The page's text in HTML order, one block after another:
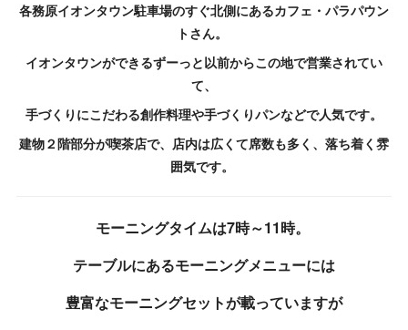
各務原イオンタウン駐車場のすぐ北側にあるカフェ・パラパウン
トさん。
イオンタウンができるずーっと以前からこの地で営業されてい
て、
手づくりにこだわる創作料理や手づくりパンなどで人気です。
建物２階部分が喫茶店で、店内は広くて席数も多く、落ち着く雰
囲気です。
モーニングタイムは7時～11時。
テーブルにあるモーニングメニューには
豊富なモーニングセットが載っていますが